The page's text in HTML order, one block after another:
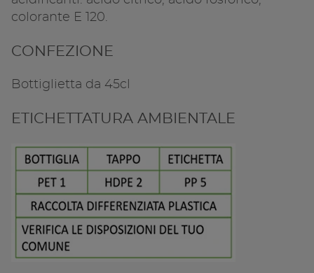
colorante E 120.
CONFEZIONE
Bottiglietta da 45cl
ETICHETTATURA AMBIENTALE